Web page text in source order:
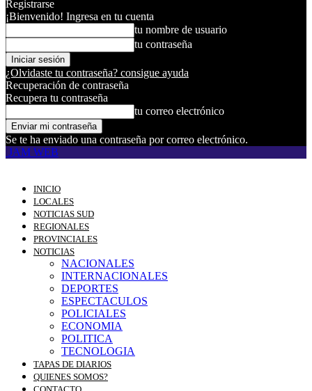
Registrarse
¡Bienvenido! Ingresa en tu cuenta
tu nombre de usuario
tu contraseña
¿Olvidaste tu contraseña? consigue ayuda
Recuperación de contraseña
Recupera tu contraseña
tu correo electrónico
Se te ha enviado una contraseña por correo electrónico.
JAM WEB
INICIO
LOCALES
NOTICIAS SUD
REGIONALES
PROVINCIALES
NOTICIAS
NACIONALES
INTERNACIONALES
DEPORTES
ESPECTACULOS
POLICIALES
ECONOMIA
POLITICA
TECNOLOGIA
TAPAS DE DIARIOS
QUIENES SOMOS?